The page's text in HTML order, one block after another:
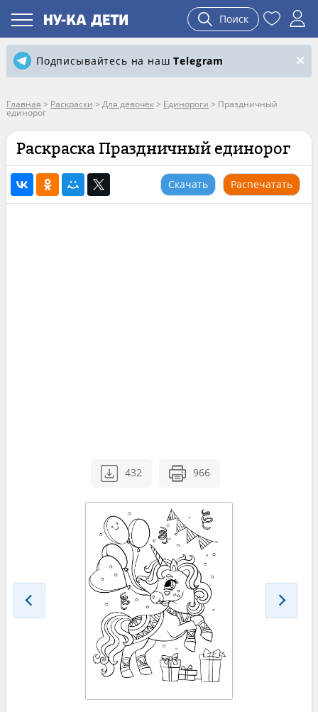
Поиск
Подписывайтесь на нашTelegram
Главная > Раскраски > Для девочек> Единороги > Праздничный
единорог
Раскраска Праздничный единорог
Скачать Распечатать
432 966